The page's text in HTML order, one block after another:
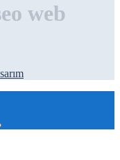
web